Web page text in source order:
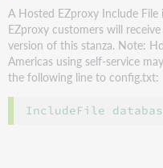
A Hosted EZproxy Include
EZproxy customers will
version of this stanza. Note:
Americas using self-service
the following line to config.txt:
IncludeFile